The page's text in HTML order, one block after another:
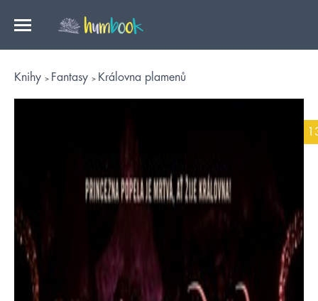
Knihy Fantasy Královna plamenů